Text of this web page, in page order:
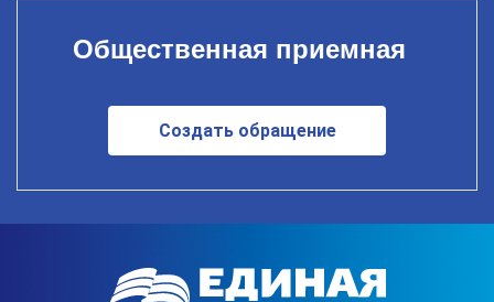
Общественная приемная
Создать обращение